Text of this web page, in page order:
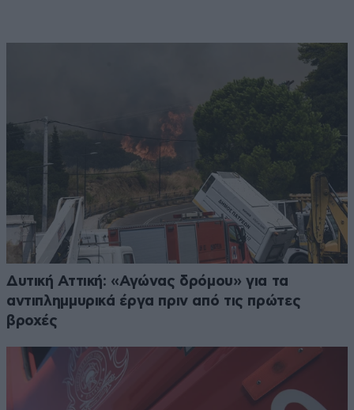
Δυτική Αττική: «Αγώνας δρόμου» για τα
αντιπλημμυρικά έργα πριν από τις πρώτες
βροχές